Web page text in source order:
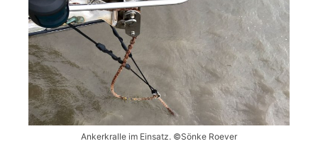
Ankerkralle im Einsatz. ©Sönke Roever